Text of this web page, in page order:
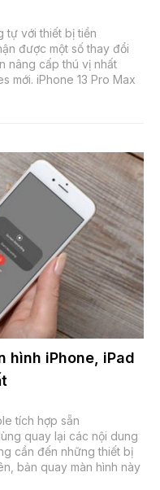
tự với thiết bị tiền
được một số thay đổi
nâng cấp thú vị nhất
mới. iPhone 13 Pro Max
hình iPhone, iPad
tích hợp sẵn
quay lại các nội dung
cần đến những thiết bị
bản quay màn hình này